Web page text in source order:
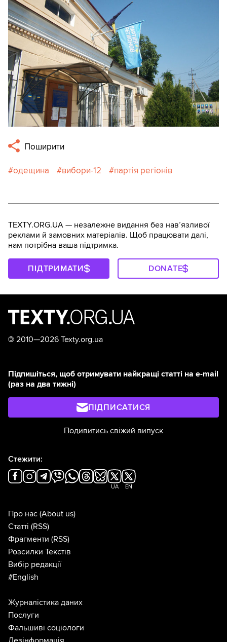
Поширити
одещина вибори-12 партія регіонів
TEXTY.ORG.UA — незалежне видання без навʼязливої
реклами й замовних матеріалів. Щоб працювати далі,
нам потрібна ваша підтримка.
ПІДТРИМАТИ DONATE
© 2010—2026 Texty.org.ua
Підпишіться, щоб отримувати найкращі статті на e-mail
(раз на два тижні)
ПІДПИСАТИСЯ
Подивитись свіжий випуск
Стежити:
UA EN
Про нас (About us)
Статті (RSS)
Фрагменти (RSS)
Розсилки Текстів
Вибір редакції
#English
Журналістика даних
Послуги
Фальшиві соціологи